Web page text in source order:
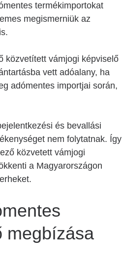
termékimportokat
megismerniük az
közvetített vámjogi képviselő
vett adóalany, ha
adómentes importjai során,
és bevallási
nem folytatnak. Így
közvetett vámjogi
a Magyarországon
megbízása